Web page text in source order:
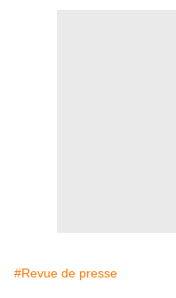
#Revue de presse